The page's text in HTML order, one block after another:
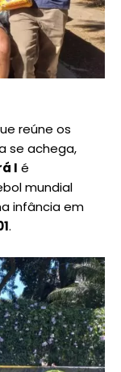
reúne os
se achega,
I é
mundial
infância em
.